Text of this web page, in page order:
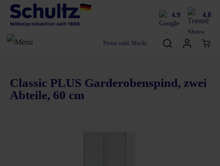
4.9 4.8
Preise exkl. MwSt.
Classic PLUS Garderobenspind, zwei
Abteile, 60 cm